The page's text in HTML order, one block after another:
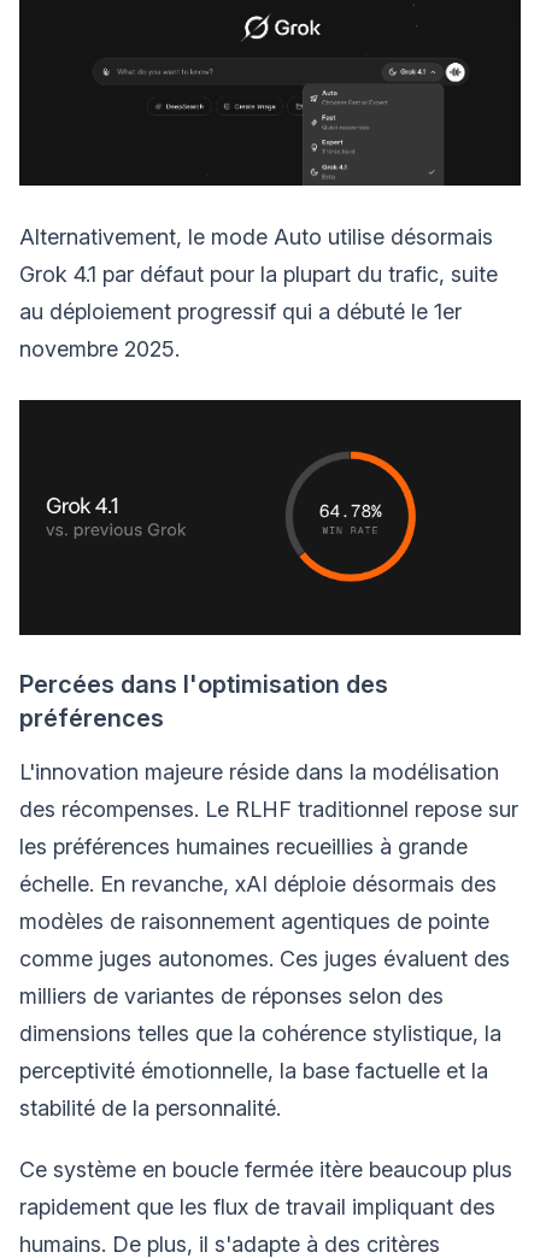
Alternativement, le mode Auto utilise désormais
Grok 4.1 par défaut pour la plupart du trafic, suite
au déploiement progressif qui a débuté le 1er
novembre 2025.
Percées dans l'optimisation des
préférences
L'innovation majeure réside dans la modélisation
des récompenses. Le RLHF traditionnel repose sur
les préférences humaines recueillies à grande
échelle. En revanche, xAI déploie désormais des
modèles de raisonnement agentiques de pointe
comme juges autonomes. Ces juges évaluent des
milliers de variantes de réponses selon des
dimensions telles que la cohérence stylistique, la
perceptivité émotionnelle, la base factuelle et la
stabilité de la personnalité.
Ce système en boucle fermée itère beaucoup plus
rapidement que les flux de travail impliquant des
humains. De plus, il s'adapte à des critères